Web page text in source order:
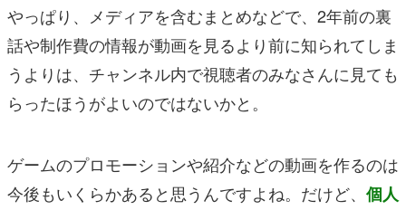
やっぱり、メディアを含むまとめなどで、2年前の裏
話や制作費の情報が動画を見るより前に知られてしま
うよりは、チャンネル内で視聴者のみなさんに見ても
らったほうがよいのではないかと。
ゲームのプロモーションや紹介などの動画を作るのは
今後もいくらかあると思うんですよね。だけど、 個人